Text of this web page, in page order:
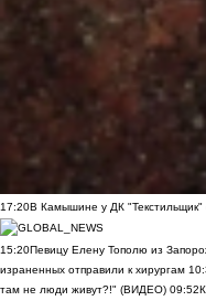
17:20В Камышине у ДК "Текстильщик"
15:20Певицу Елену Тополю из
израненных отправили к хирургам
там не люди живут?!" (ВИДЕО) 09:52